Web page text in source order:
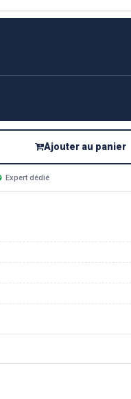
Ajouter au panier
Expert dédié